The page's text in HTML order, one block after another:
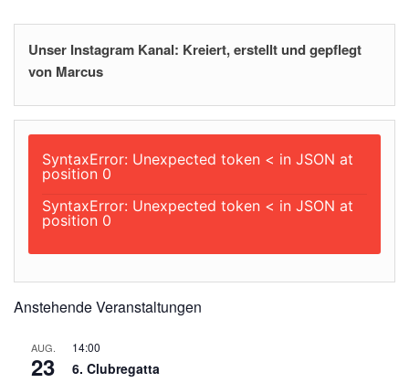
Unser Instagram Kanal: Kreiert, erstellt und gepflegt
von Marcus
SyntaxError: Unexpected token < in JSON at
position 0
SyntaxError: Unexpected token < in JSON at
position 0
Anstehende Veranstaltungen
AUG.
23
14:00
6. Clubregatta